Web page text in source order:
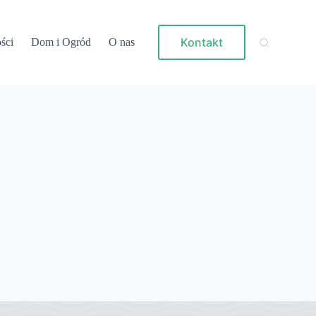
Dom i Ogród O nas Kontakt